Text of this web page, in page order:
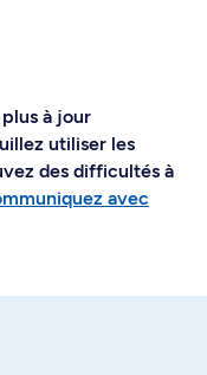
à jour
utiliser les
des difficultés à
avec